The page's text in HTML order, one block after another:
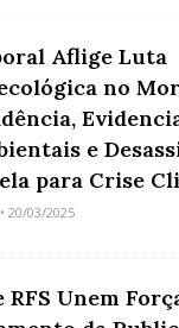
Aflige Luta
no
e
para Crise
• 20/03/2025
RFS Unem